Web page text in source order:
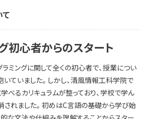
初心者からのスタート
ミングに関して全くの初心者で、授業につい
ていました。しかし、清風情報工科学院で
べるカリキュラムが整っており、学校で学ん
されました。初めはC言語の基礎から学び始